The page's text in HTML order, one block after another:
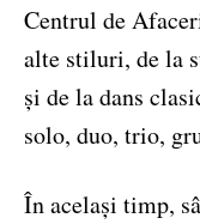
Centrul de
alte stiluri, de la
și de la dans
solo, duo, trio,
În același timp,